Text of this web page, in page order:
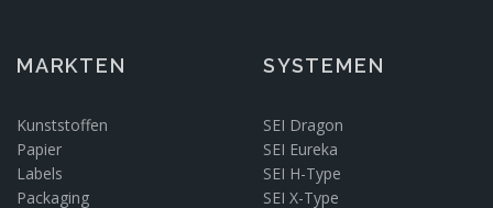
MARKTEN
Kunststoffen
Papier
Labels
Packaging
SYSTEMEN
SEI Dragon
SEI Eureka
SEI H-Type
SEI X-Type